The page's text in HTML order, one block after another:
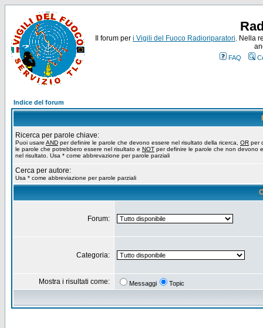
Il forum per i Vigili del Fuoco Radioriparatori. Nella
FAQ
Indice del forum
Ricerca per parole chiave:
Puoi usare AND per definire le parole che devono essere nel risultato della ricerca, OR per
le parole che potrebbero essere nel risultato e NOT per definire le parole che non devono
nel risultato. Usa * come abbrevazione per parole parziali
Cerca per autore:
Usa * come abbreviazione per parole parziali
Forum:
Categoria:
Mostra i risultati come: Messaggi Topic